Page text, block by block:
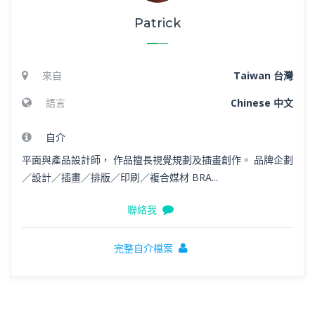
Patrick
來自 Taiwan 台灣
語言 Chinese 中文
自介
平面與產品設計師， 作品擅長視覺規劃及插畫創作。 品牌企劃
／設計／插畫／排版／印刷／複合媒材 BRA...
聯絡我
完整自介檔案